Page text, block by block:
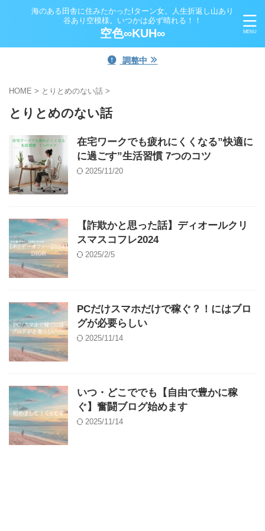
海のある田舎に住みたかったIターン女。人生折返し山あり
谷あり空模様。いつかは必ず晴れる！！
空色∞KUH∞
調整中
HOME > とりとめのない話 >
とりとめのない話
在宅ワークでも疲れにくくなる”快適に
に過ごす”生活習慣 7つのコツ
2025/11/20
【詐欺かと思った話】ディオールクリ
スマスコフレ2024
2025/2/5
PCだけスマホだけで稼ぐ？！にはブロ
グが必要らしい
2025/11/14
いつ・どこででも【自由で豊かに稼
ぐ】奮闘ブログ始めます
2025/11/14